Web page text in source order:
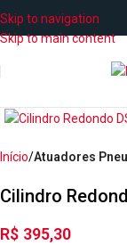
Skip to navigation
Skip to main content
Início Atuadores
Cilindro
R$ 395,30